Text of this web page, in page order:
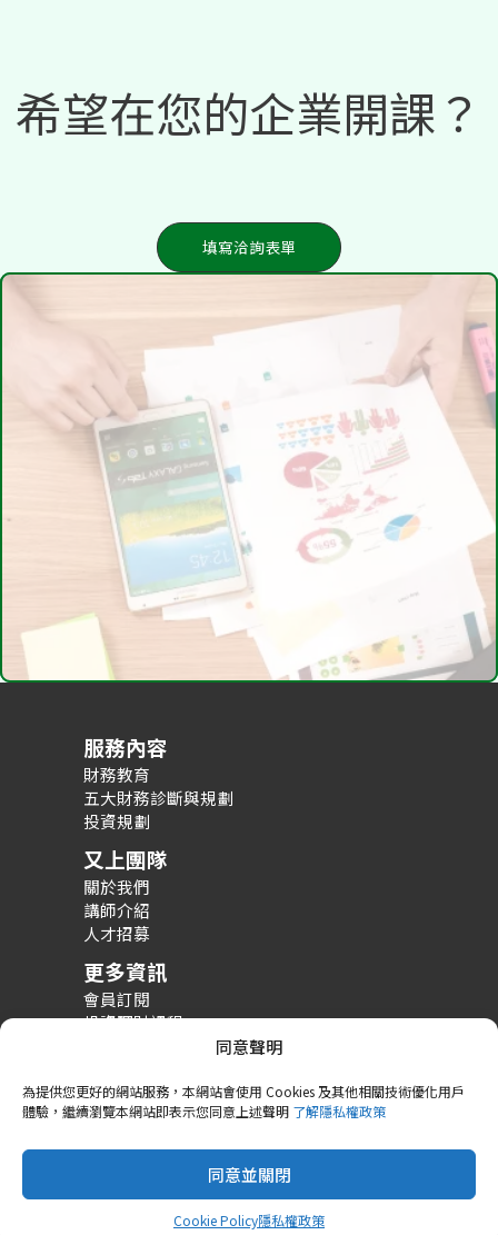
同意聲明
為提供您更好的網站服務，本網站會使用 Cookies 及其他相關技術優化用戶
體驗，繼續瀏覽本網站即表示您同意上述聲明 了解隱私權政策
同意並關閉
Cookie Policy隱私權政策
希望在您的企業開課？
填寫洽詢表單
服務內容
財務教育
五大財務診斷與規劃
投資規劃
又上團隊
關於我們
講師介紹
人才招募
更多資訊
會員訂閱
投資理財課程
整體財務規劃課程
Copyright © 2026 又上財經學院
Powered by 又上財經學院